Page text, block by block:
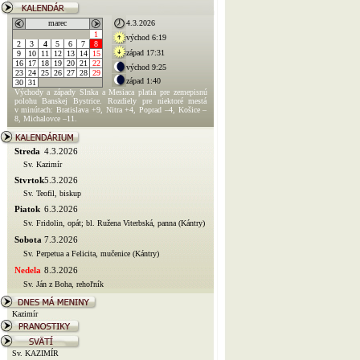
marec
1
2
3 4 5 6 7
8
9
10 11 12 13 14
15
16
17 18 19 20 21
22
23 24 25 26 27 28 29
30 31
4.3.2026
východ 6:19
západ 17:31
východ 9:25
západ 1:40
Východy a západy Slnka a Mesiaca platia pre zemepisnú
polohu Banskej Bystrice. Rozdiely pre niektoré mestá
v minútach: Bratislava +9, Nitra +4, Poprad –4, Košice –
8, Michalovce –11.
Streda 4.3.2026
Sv. Kazimír
Stvrtok5.3.2026
Sv. Teofil, biskup
Piatok 6.3.2026
Sv. Fridolin, opát; bl. Ružena Viterbská, panna (Kántry)
Sobota 7.3.2026
Sv. Perpetua a Felicita, mučenice (Kántry)
Nedela 8.3.2026
Sv. Ján z Boha, rehoľník
Kazimír
Sv. KAZIMÍR